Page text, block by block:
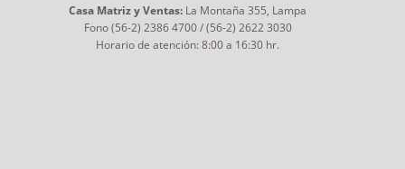
Casa Matriz y Ventas: La Montaña 355, Lampa
Fono (56-2) 2386 4700 / (56-2) 2622 3030
Horario de atención: 8:00 a 16:30 hr.